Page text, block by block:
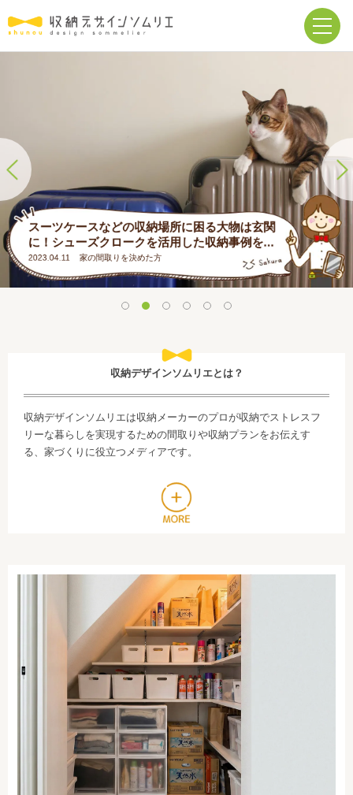
スーツケースなどの収納場所に困る大物は玄関
に！シューズクロークを活用した収納事例を...
2023.04.11 家の間取りを決めた方
収納デザインソムリエとは？
収納デザインソムリエは収納メーカーのプロが収納でストレスフ
リーな暮らしを実現するための間取りや収納プランをお伝えす
る、家づくりに役立つメディアです。